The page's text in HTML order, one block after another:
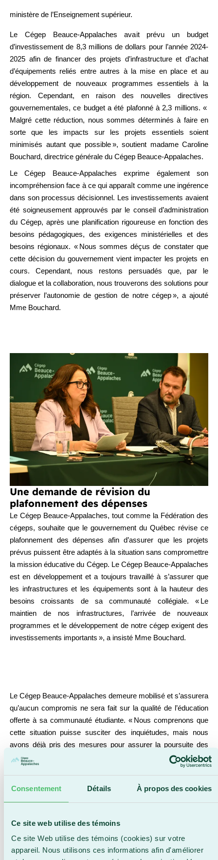
Consentement Détails À propos des cookies
Ce site web utilise des témoins
Ce site Web utilise des témoins (cookies) sur votre
appareil. Nous utilisons ces informations afin d'améliorer
ministère de l’Enseignement supérieur.
Le Cégep Beauce-Appalaches avait prévu un budget
d’investissement de 8,3 millions de dollars pour l’année 2024-
2025 afin de financer des projets d’infrastructure et d’achat
d’équipements reliés entre autres à la mise en place et au
développement de nouveaux programmes essentiels à la
région. Cependant, en raison des nouvelles directives
gouvernementales, ce budget a été plafonné à 2,3 millions. «
Malgré cette réduction, nous sommes déterminés à faire en
sorte que les impacts sur les projets essentiels soient
minimisés autant que possible », soutient madame Caroline
Bouchard, directrice générale du Cégep Beauce-Appalaches.
Le Cégep Beauce-Appalaches exprime également son
incompréhension face à ce qui apparaît comme une ingérence
dans son processus décisionnel. Les investissements avaient
été soigneusement approuvés par le conseil d’administration
du Cégep, après une planification rigoureuse en fonction des
besoins pédagogiques, des exigences ministérielles et des
besoins régionaux. « Nous sommes déçus de constater que
cette décision du gouvernement vient impacter les projets en
cours. Cependant, nous restons persuadés que, par le
dialogue et la collaboration, nous trouverons des solutions pour
préserver l’autonomie de gestion de notre cégep », a ajouté
Mme Bouchard.
Une demande de révision du
plafonnement des dépenses
Le Cégep Beauce-Appalaches, tout comme la Fédération des
cégeps, souhaite que le gouvernement du Québec révise ce
plafonnement des dépenses afin d’assurer que les projets
prévus puissent être adaptés à la situation sans compromettre
la mission éducative du Cégep. Le Cégep Beauce-Appalaches
est en développement et a toujours travaillé à s’assurer que
les infrastructures et les équipements sont à la hauteur des
besoins croissants de sa communauté collégiale. « Le
maintien de nos infrastructures, l’arrivée de nouveaux
programmes et le développement de notre cégep exigent des
investissements importants », a insisté Mme Bouchard.
Le Cégep Beauce-Appalaches demeure mobilisé et s’assurera
qu’aucun compromis ne sera fait sur la qualité de l’éducation
offerte à sa communauté étudiante. « Nous comprenons que
cette situation puisse susciter des inquiétudes, mais nous
avons déjà pris des mesures pour assurer la poursuite des
travaux en cours dans nos installations et pour que les projets
prioritaires soient maintenus dans la mesure du possible », a
seront respectés. La sécurité et le bien-être de nos
communauté collégiale pour maintenir la qualité de nos
services éducatifs. »